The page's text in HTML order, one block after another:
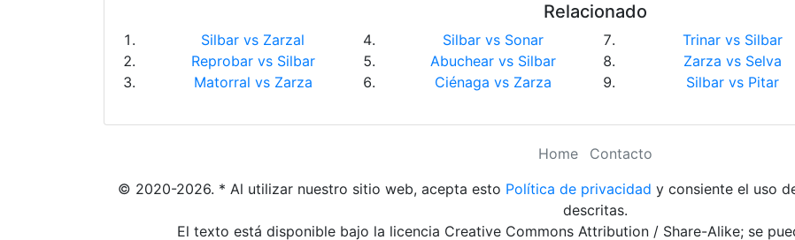
Relacionado
Silbar vs Zarzal
Reprobar vs Silbar
Matorral vs Zarza
Silbar vs Sonar
Abuchear vs Silbar
Ciénaga vs Zarza
Trinar vs Silbar
Zarza vs Selva
Silbar vs Pitar
Home
Contacto
© 2020-2026. * Al utilizar nuestro sitio web, acepta esto Política de privacidad y consiente el uso
descritas.
El texto está disponible bajo la licencia Creative Commons Attribution / Share-Alike; se